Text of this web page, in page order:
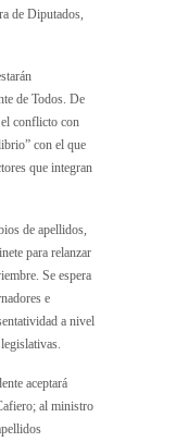
de Diputados,
de Todos. De
el conflicto con
con el que
que integran
de apellidos,
para relanzar
Se espera
e
a nivel
aceptará
al ministro